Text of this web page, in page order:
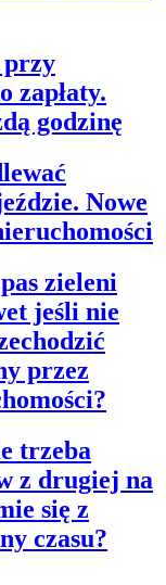
przy
zapłaty.
godzinę
Nowe
zieleni
jeśli nie
przez
trzeba
z drugiej na
się z
czasu?